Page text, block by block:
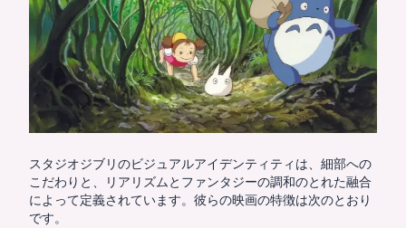
スタジオジブリのビジュアルアイデンティティは、細部への
こだわりと、リアリズムとファンタジーの調和のとれた融合
によって定義されています。彼らの映画の特徴は次のとおり
です。